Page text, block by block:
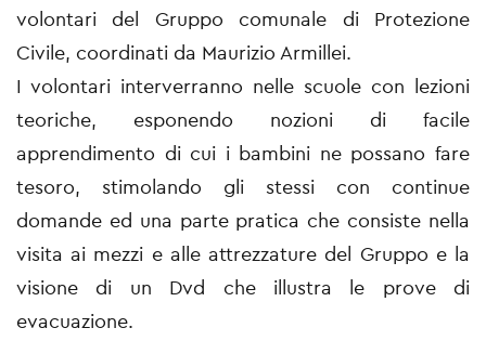
volontari del Gruppo comunale di Protezione
Civile, coordinati da Maurizio Armillei.
I volontari interverranno nelle scuole con lezioni
teoriche, esponendo nozioni di facile
apprendimento di cui i bambini ne possano fare
tesoro, stimolando gli stessi con continue
domande ed una parte pratica che consiste nella
visita ai mezzi e alle attrezzature del Gruppo e la
visione di un Dvd che illustra le prove di
evacuazione.